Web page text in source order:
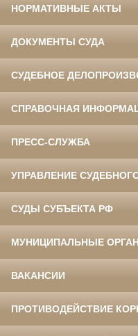
НОРМАТИВНЫЕ АКТЫ
ДОКУМЕНТЫ СУДА
СУДЕБНОЕ
СПРАВОЧНАЯ
ПРЕСС-СЛУЖБА
УПРАВЛЕНИЕ
СУДЫ СУБЪЕКТА РФ
МУНИЦИПАЛЬНЫЕ
ВАКАНСИИ
ПРОТИВОДЕЙСТВИЕ